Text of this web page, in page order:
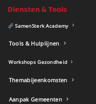
Diensten & Tools
SamenSterk Academy
Tools & Hulplijnen
Workshops Gezondheid
Themabijeenkomsten
Aanpak Gemeenten